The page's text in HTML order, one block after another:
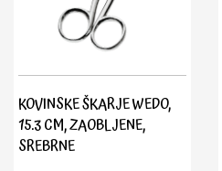
KOVINSKE ŠKARJE WEDO,
15.3 CM, ZAOBLJENE,
SREBRNE